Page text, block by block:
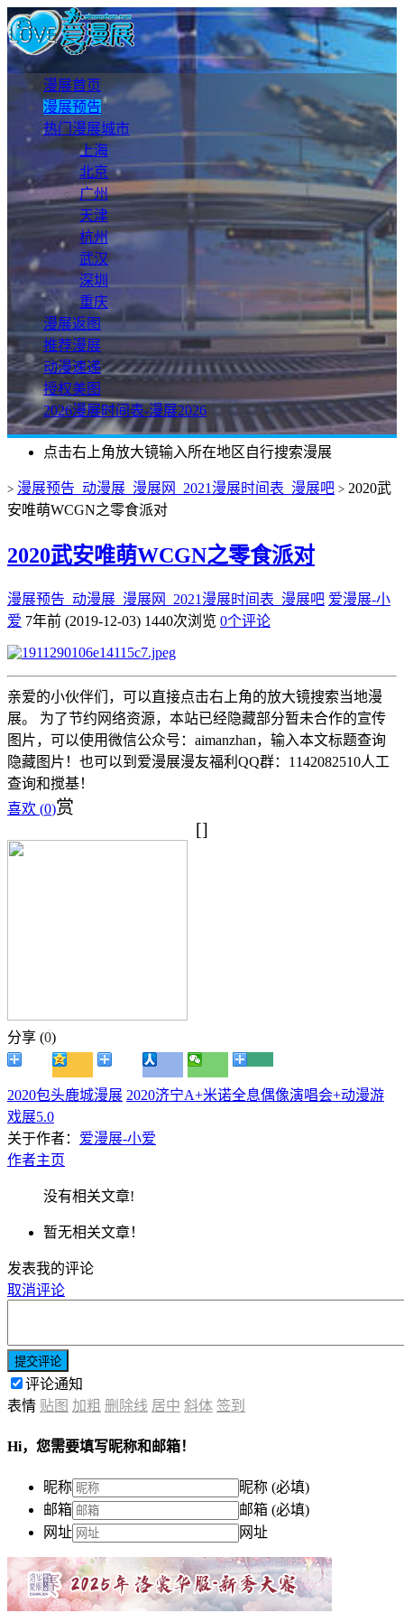
漫展首页
漫展预告
热门漫展城市
上海
北京
广州
天津
杭州
武汉
深圳
重庆
漫展返图
推荐漫展
动漫速递
授权美图
2026漫展时间表-漫展2026
点击右上角放大镜输入所在地区自行搜索漫展
> 漫展预告_动漫展_漫展网_2021漫展时间表_漫展吧 > 2020武
安唯萌WCGN之零食派对
2020武安唯萌WCGN之零食派对
漫展预告_动漫展_漫展网_2021漫展时间表_漫展吧 爱漫展-小
爱 7年前 (2019-12-03) 1440次浏览 0个评论
亲爱的小伙伴们，可以直接点击右上角的放大镜搜索当地漫
展。 为了节约网络资源，本站已经隐藏部分暂未合作的宣传
图片，可以使用微信公众号：aimanzhan，输入本文标题查询
隐藏图片！也可以到爱漫展漫友福利QQ群：1142082510人工
查询和搅基！
喜欢 (0)赏
[]
分享 (0)
2020包头鹿城漫展 2020济宁A+米诺全息偶像演唱会+动漫游
戏展5.0
关于作者： 爱漫展-小爱
作者主页
没有相关文章!
暂无相关文章！
发表我的评论
取消评论
提交评论
评论通知
表情 贴图 加粗 删除线 居中 斜体 签到
Hi，您需要填写昵称和邮箱！
昵称
昵称 (必填)
邮箱
邮箱 (必填)
网址
网址